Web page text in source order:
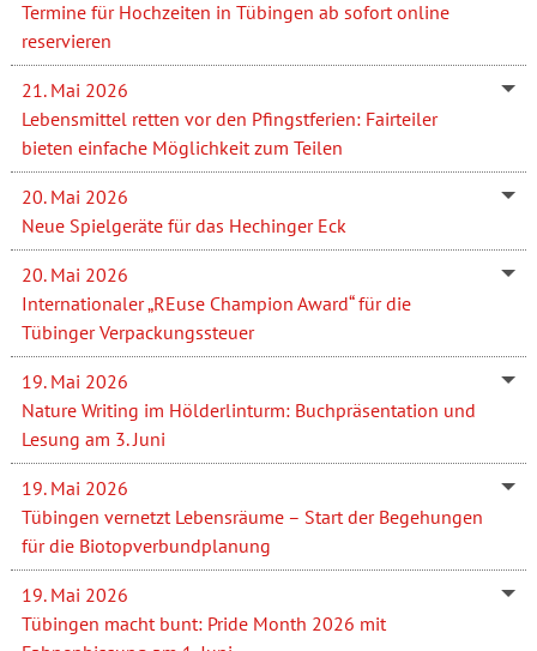
Termine für Hochzeiten in Tübingen ab sofort online
reservieren
21. Mai 2026
Lebensmittel retten vor den Pfingstferien: Fairteiler
bieten einfache Möglichkeit zum Teilen
20. Mai 2026
Neue Spielgeräte für das Hechinger Eck
20. Mai 2026
Internationaler „REuse Champion Award“ für die
Tübinger Verpackungssteuer
19. Mai 2026
Nature Writing im Hölderlinturm: Buchpräsentation und
Lesung am 3. Juni
19. Mai 2026
Tübingen vernetzt Lebensräume – Start der Begehungen
für die Biotopverbundplanung
19. Mai 2026
Tübingen macht bunt: Pride Month 2026 mit